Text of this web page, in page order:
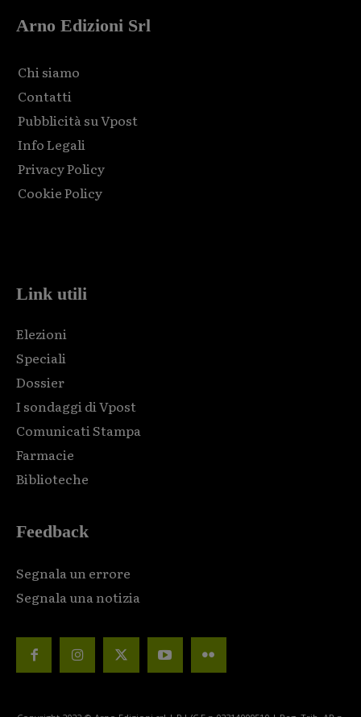
Arno Edizioni Srl
Chi siamo
Contatti
Pubblicità su Vpost
Info Legali
Privacy Policy
Cookie Policy
Link utili
Elezioni
Speciali
Dossier
I sondaggi di Vpost
Comunicati Stampa
Farmacie
Biblioteche
Feedback
Segnala un errore
Segnala una notizia